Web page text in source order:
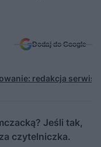
Dodaj do Google
redakcja
Jeśli tak,
czytelniczka.